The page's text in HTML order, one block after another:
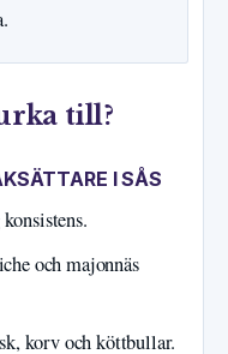
till?
I SÅS
och majonnäs
korv och köttbullar.